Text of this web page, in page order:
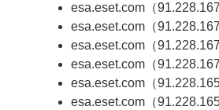
esa.eset.com（
esa.eset.com（
esa.eset.com（
esa.eset.com（
esa.eset.com（
esa.eset.com（